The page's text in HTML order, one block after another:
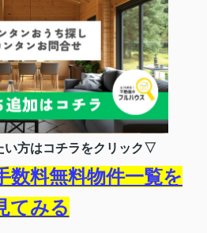
方はコチラをクリック▽
数料無料物件一覧を
てみる